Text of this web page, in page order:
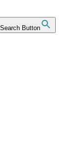
Search Button